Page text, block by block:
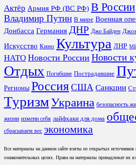
Актёр Армия РФ (ВС РФ) В России
Владимир Путин В мире Военная
Донбасса Германия ДНР Джо Байден
Искусство Кино Культура ЛНР
НАТО Новости России Новости
Отдых Погибшие Пострадавшие
Регионы Россия США Санкции
ТуризмУкраина безопасность
жизни измени себя лайфхаки для дома
сбрасываем вес экономика
Все материалы на данном сайте взяты из открытых
ознакомительных целях. Права на материалы принадлежат их